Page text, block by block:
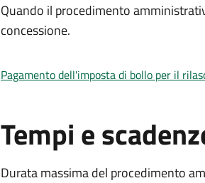
Quando il procedimento
concessione.
Pagamento dell'imposta di bollo per il
Tempi e
Durata massima del procedimento